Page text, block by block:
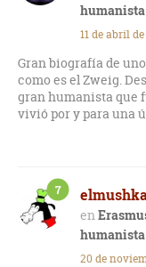
humanista
11 de abril de
Gran biografía de
como es el Zweig.
gran humanista que
vivió por y para una
humanista
7
20 de